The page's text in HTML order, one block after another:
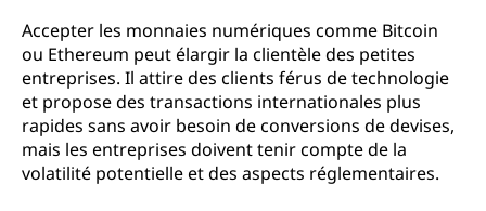
Accepter les monnaies numériques comme Bitcoin
ou Ethereum peut élargir la clientèle des petites
entreprises. Il attire des clients férus de technologie
et propose des transactions internationales plus
rapides sans avoir besoin de conversions de devises,
mais les entreprises doivent tenir compte de la
volatilité potentielle et des aspects réglementaires.